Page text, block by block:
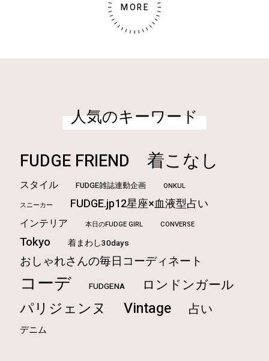
MORE
人気のキーワード
FUDGE FRIEND 着こなし
スタイル FUDGE雑誌連動企画 ONKUL
スニーカー FUDGE.jp12星座×血液型占い
インテリア 本日のFUDGE GIRL CONVERSE
Tokyo 着まわし30days
おしゃれさんの毎日コーディネート
コーデ FUDGENA ロンドンガール
パリジェンヌ Vintage 占い
デニム